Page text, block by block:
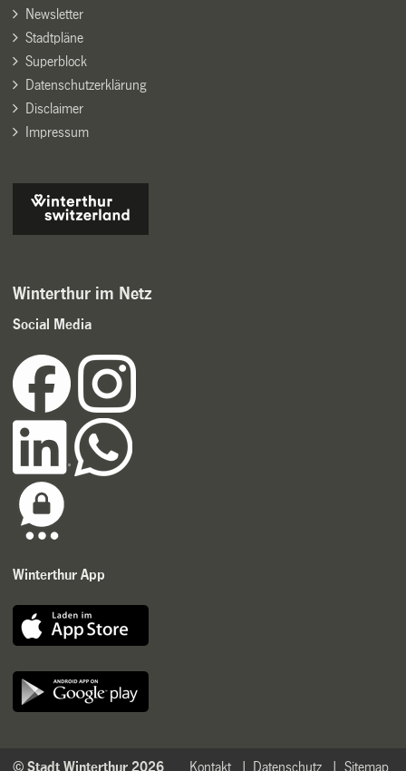
Newsletter
Stadtpläne
Superblock
Datenschutzerklärung
Disclaimer
Impressum
Winterthur im Netz
Social Media
Winterthur App
Sitemap
Datenschutz
Kontakt
© Stadt Winterthur 2026